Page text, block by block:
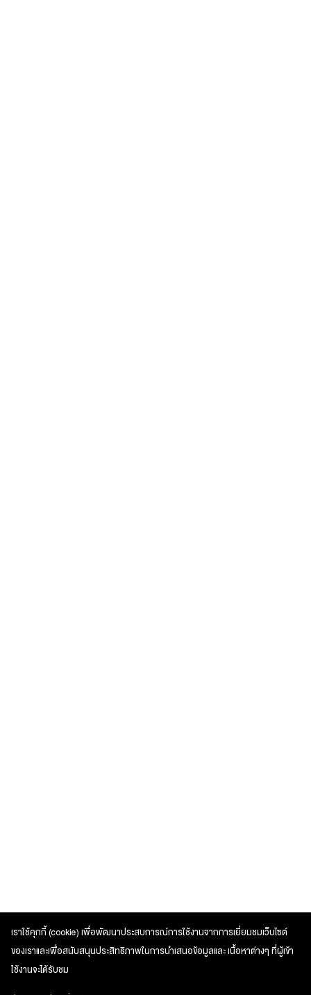
เราใช้คุกกี้ (cookie) เพื่อพัฒนาประสบการณ์การใช้งานจากการเยี่ยมชมเว็บไซต์
ของเราและเพื่อสนับสนุนประสิทธิภาพในการนำเสนอข้อมูลและ เนื้อหาต่างๆ ที่ผู้เข้า
ใช้งานจะได้รับชม